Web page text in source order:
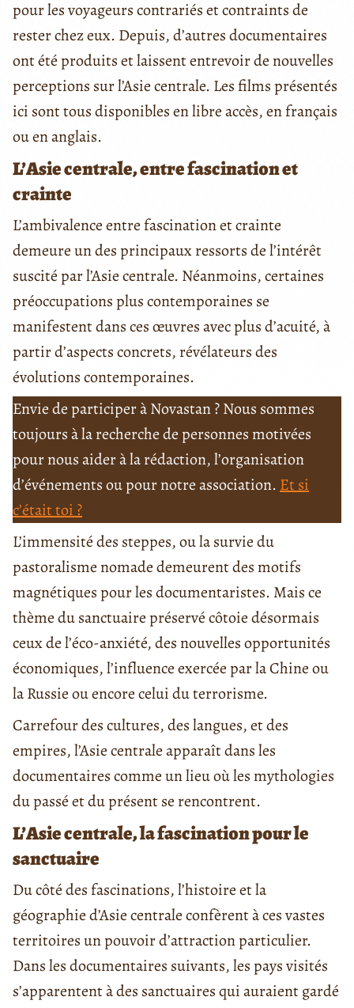
pour les voyageurs contrariés et contraints de
rester chez eux. Depuis, d’autres documentaires
ont été produits et laissent entrevoir de nouvelles
perceptions sur l’Asie centrale. Les films présentés
ici sont tous disponibles en libre accès, en français
ou en anglais.
L’Asie centrale, entre fascination et
crainte
L’ambivalence entre fascination et crainte
demeure un des principaux ressorts de l’intérêt
suscité par l’Asie centrale. Néanmoins, certaines
préoccupations plus contemporaines se
manifestent dans ces œuvres avec plus d’acuité, à
partir d’aspects concrets, révélateurs des
évolutions contemporaines.
Envie de participer à Novastan ? Nous sommes
toujours à la recherche de personnes motivées
pour nous aider à la rédaction, l’organisation
d’événements ou pour notre association. Et si
c’était toi ?
L’immensité des steppes, ou la survie du
pastoralisme nomade demeurent des motifs
magnétiques pour les documentaristes. Mais ce
thème du sanctuaire préservé côtoie désormais
ceux de l’éco-anxiété, des nouvelles opportunités
économiques, l’influence exercée par la Chine ou
la Russie ou encore celui du terrorisme.
Carrefour des cultures, des langues, et des
empires, l’Asie centrale apparaît dans les
documentaires comme un lieu où les mythologies
du passé et du présent se rencontrent.
L’Asie centrale, la fascination pour le
sanctuaire
Du côté des fascinations, l’histoire et la
géographie d’Asie centrale confèrent à ces vastes
territoires un pouvoir d’attraction particulier.
Dans les documentaires suivants, les pays visités
s’apparentent à des sanctuaires qui auraient gardé